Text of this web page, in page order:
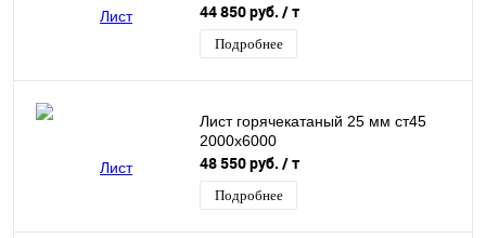
44 850 руб. / т
Подробнее
Лист горячекатаный 25 мм ст45
2000х6000
48 550 руб. / т
Подробнее